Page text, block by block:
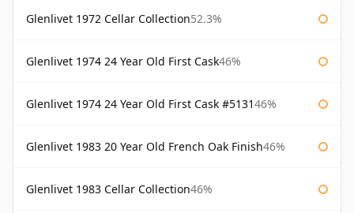
Glenlivet 1972 Cellar Collection52.3%
Glenlivet 1974 24 Year Old First Cask46%
Glenlivet 1974 24 Year Old First Cask #513146%
Glenlivet 1983 20 Year Old French Oak Finish46%
Glenlivet 1983 Cellar Collection46%